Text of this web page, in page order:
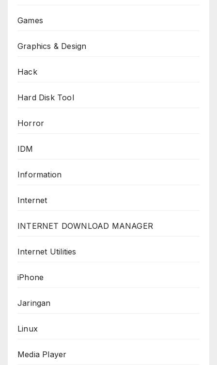
Games
Graphics & Design
Hack
Hard Disk Tool
Horror
IDM
Information
Internet
INTERNET DOWNLOAD MANAGER
Internet Utilities
iPhone
Jaringan
Linux
Media Player